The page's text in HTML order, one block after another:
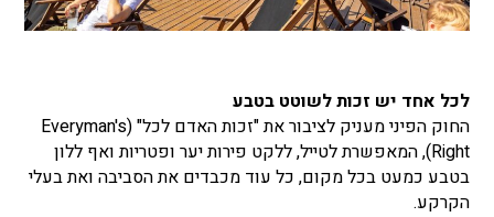
לכל אחד יש זכות לשוטט בטבע
החוק הפיני מעניק לציבור את "זכות האדם לכל" (Everyman's
Right), המאפשרת לטייל, ללקט פירות יער ופטריות ואף ללון
בטבע כמעט בכל מקום, כל עוד מכבדים את הסביבה ואת בעלי
הקרקע.